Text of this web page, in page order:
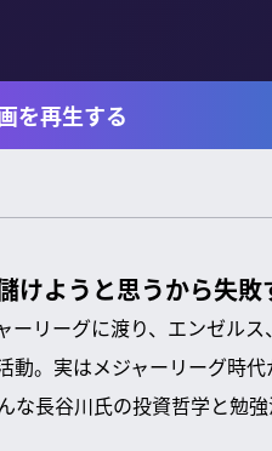
を再生する
ようと思うから失敗
リーグに渡り、エンゼル
。実はメジャーリーグ時
長谷川氏の投資哲学と勉強